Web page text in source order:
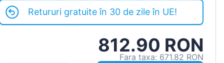
Retururi gratuite în 30 de zile în UE!
812.90 RON
Fara taxa: 671.82 RON